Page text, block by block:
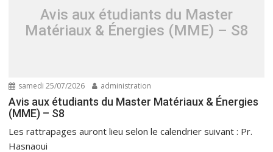
Avis aux étudiants du Master
Matériaux & Énergies (MME) – S8
samedi 25/07/2026 administration
Avis aux étudiants du Master Matériaux & Énergies
(MME) – S8
Les rattrapages auront lieu selon le calendrier suivant : Pr.
Hasnaoui